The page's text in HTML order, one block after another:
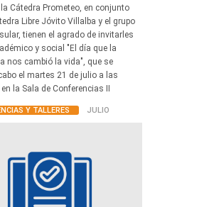
Cátedra Prometeo, en conjunto
Libre Jóvito Villalba y el grupo
tienen el agrado de invitarles
y social "El día que la
nos cambió la vida", que se
el martes 21 de julio a las
la Sala de Conferencias II
Y TALLERES JULIO